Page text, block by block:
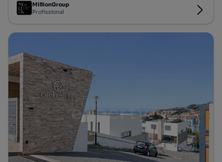
MillionGroup
Profissional